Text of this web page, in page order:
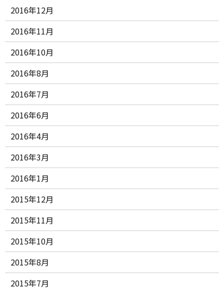
2016年12月
2016年11月
2016年10月
2016年8月
2016年7月
2016年6月
2016年4月
2016年3月
2016年1月
2015年12月
2015年11月
2015年10月
2015年8月
2015年7月